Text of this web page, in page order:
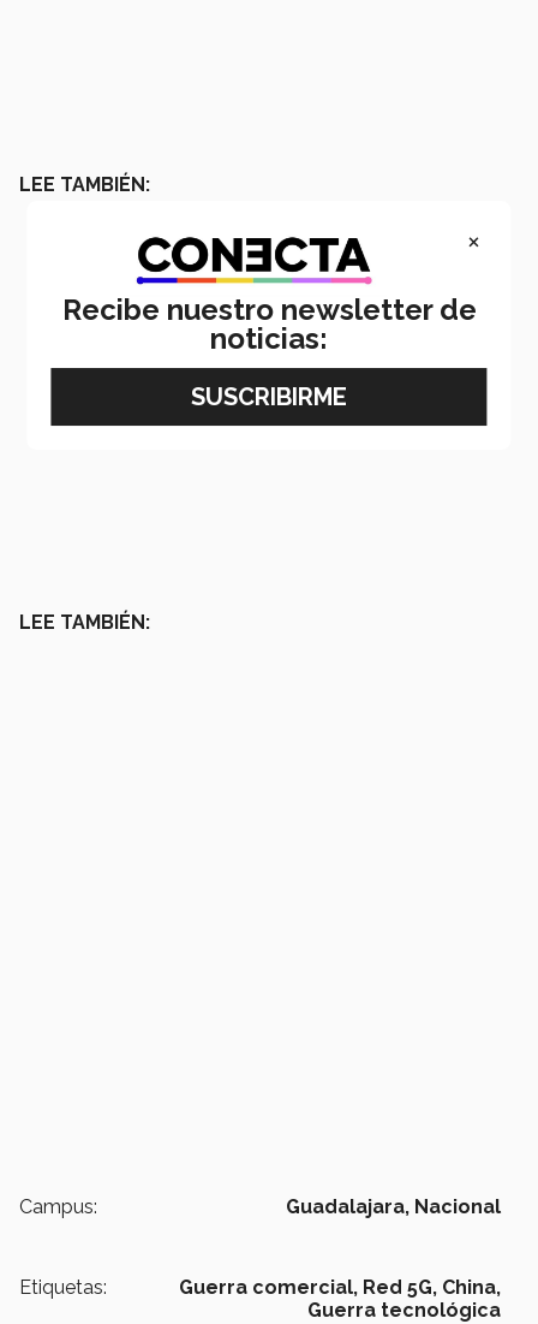
LEE TAMBIÉN:
LEE TAMBIÉN:
Campus: Guadalajara, Nacional
Etiquetas: Guerra comercial, Red 5G, China,
Guerra tecnológica
×
Recibe nuestro newsletter de
noticias: